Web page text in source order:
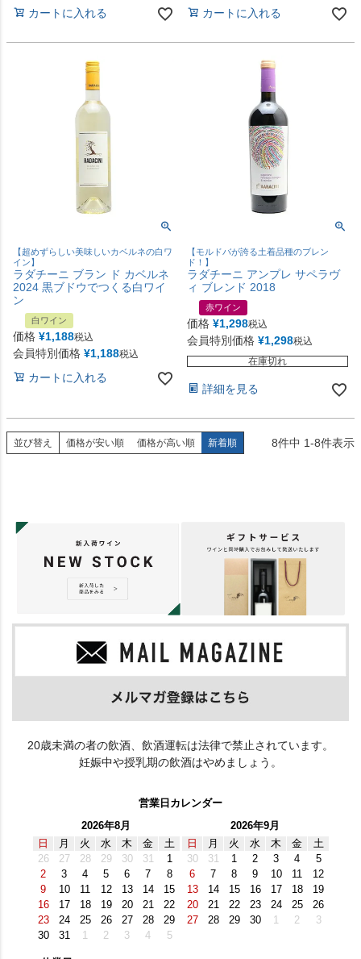
カートに入れる カートに入れる
【超めずらしい美味しいカベルネの白ワ
イン】
ラダチーニ ブラン ド カベルネ
2024 黒ブドウでつくる白ワイ
ン
白ワイン
価格 ¥1,188税込
会員特別価格 ¥1,188税込
カートに入れる
【モルドバが誇る土着品種のブレン
ド！】
ラダチーニ アンプレ サペラヴ
ィ ブレンド 2018
赤ワイン
価格 ¥1,298税込
会員特別価格 ¥1,298税込
在庫切れ
詳細を見る
並び替え 価格が安い順 価格が高い順 新着順 8件中 1-8件表示
20歳未満の者の飲酒、飲酒運転は法律で禁止されています。
妊娠中や授乳期の飲酒はやめましょう。
営業日カレンダー
2026年8月
日
月 火 水 木 金
土
26
27 28 29 30 31
1
2
3 4 5 6 7
8
9
10 11 12 13 14
15
16
17 18 19 20 21
22
23
24 25 26 27 28
29
30
31 1 2 3 4 5
2026年9月
日
月 火 水 木 金
土
30
31 1 2 3 4
5
6
7 8 9 10 11
12
13
14 15 16 17 18
19
20
21 22 23 24 25
26
27
28 29 30 1 2 3